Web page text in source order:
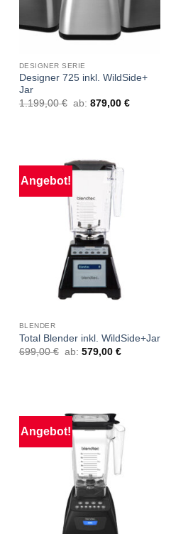
DESIGNER SERIE
Designer 725 inkl. WildSide+
Jar
1.199,00€ ab: 879,00 €
Angebot!
BLENDER
Total Blender inkl. WildSide+Jar
699,00€ ab: 579,00 €
Angebot!